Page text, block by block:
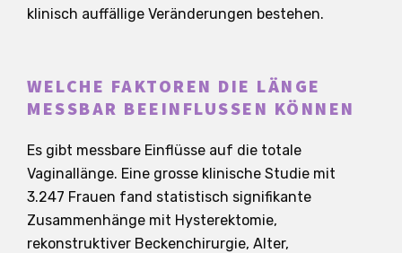
klinisch auffällige Veränderungen bestehen.
WELCHE FAKTOREN DIE LÄNGE
MESSBAR BEEINFLUSSEN KÖNNEN
Es gibt messbare Einflüsse auf die totale
Vaginallänge. Eine grosse klinische Studie mit
3.247 Frauen fand statistisch signifikante
Zusammenhänge mit Hysterektomie,
rekonstruktiver Beckenchirurgie, Alter,